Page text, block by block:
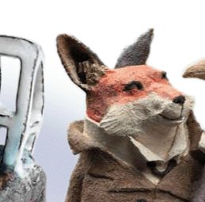
Exporter toutes les colonnes
Exporter uniquement les
Menu
Ajoutez un logo, un bouton, des
Cliquez pour éditer